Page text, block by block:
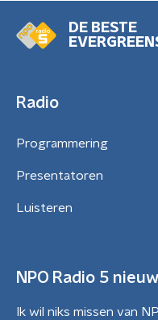
DE BESTE
Radio
Programmering
Presentatoren
Luisteren
NPO Radio 5
Ik wil niks missen van